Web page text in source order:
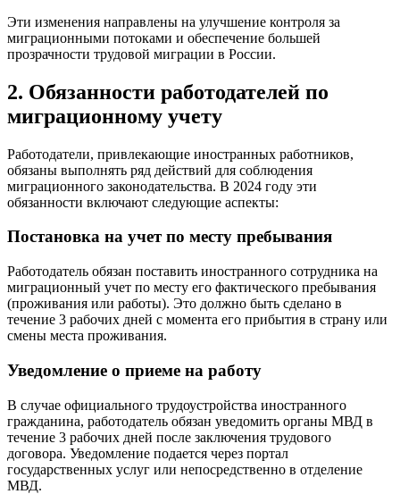
Эти изменения направлены на улучшение контроля за
миграционными потоками и обеспечение большей
прозрачности трудовой миграции в России.
2. Обязанности работодателей по
миграционному учету
Работодатели, привлекающие иностранных работников,
обязаны выполнять ряд действий для соблюдения
миграционного законодательства. В 2024 году эти
обязанности включают следующие аспекты:
Постановка на учет по месту пребывания
Работодатель обязан поставить иностранного сотрудника на
миграционный учет по месту его фактического пребывания
(проживания или работы). Это должно быть сделано в
течение 3 рабочих дней с момента его прибытия в страну или
смены места проживания.
Уведомление о приеме на работу
В случае официального трудоустройства иностранного
гражданина, работодатель обязан уведомить органы МВД в
течение 3 рабочих дней после заключения трудового
договора. Уведомление подается через портал
государственных услуг или непосредственно в отделение
МВД.